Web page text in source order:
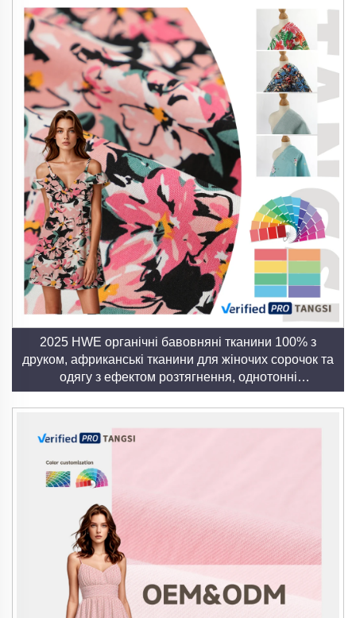
2025 НWE органічні бавовняні тканини 100% з
друком, африканські тканини для жіночих сорочок та
одягу з ефектом розтягнення, однотонні
пофарбовані тканини полотняного переплетіння для
дівчат